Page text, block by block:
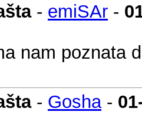
- emiSAr -
nam poznata
- Gosha-